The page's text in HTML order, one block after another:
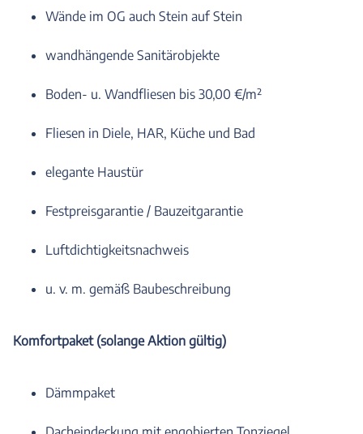
Wände im OG auch Stein auf Stein
wandhängende Sanitärobjekte
Boden- u. Wandfliesen bis 30,00 €/m²
Fliesen in Diele, HAR, Küche und Bad
elegante Haustür
Festpreisgarantie / Bauzeitgarantie
Luftdichtigkeitsnachweis
u. v. m. gemäß Baubeschreibung
Komfortpaket (solange Aktion gültig)
Dämmpaket